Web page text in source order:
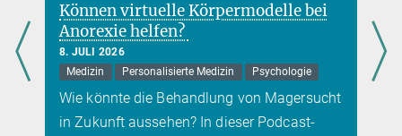
Können virtuelle Körpermodelle bei
Anorexie helfen?
8. JULI 2026
Medizin
Personalisierte Medizin Psychologie
Wie könnte die Behandlung von Magersucht
in Zukunft aussehen? In dieser Podcast-